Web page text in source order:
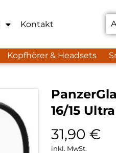
Kontakt
Kopfhörer & Headsets
16/15
31,90 €
inkl. MwSt.